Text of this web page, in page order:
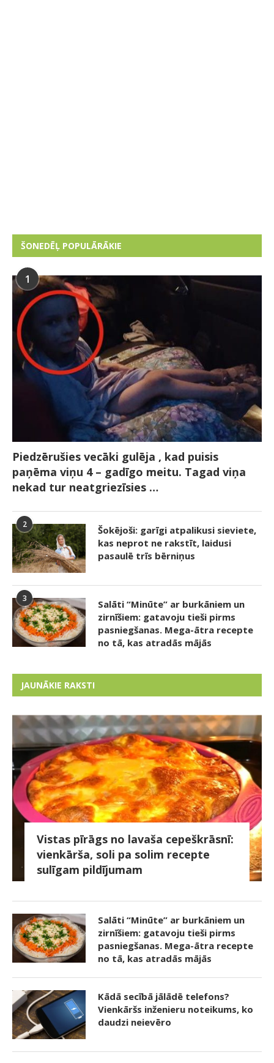
ŠONEDĒĻ POPULĀRĀKIE
1
Piedzērušies vecāki gulēja , kad puisis
paņēma viņu 4 – gadīgo meitu. Tagad viņa
nekad tur neatgriezīsies …
2
Šokējoši: garīgi atpalikusi sieviete,
kas neprot ne rakstīt, laidusi
pasaulē trīs bērniņus
3
Salāti “Minūte” ar burkāniem un
zirnīšiem: gatavoju tieši pirms
pasniegšanas. Mega-ātra recepte
no tā, kas atradās mājās
JAUNĀKIE RAKSTI
Vistas pīrāgs no lavaša cepeškrāsnī:
vienkārša, soli pa solim recepte
sulīgam pildījumam
Salāti “Minūte” ar burkāniem un
zirnīšiem: gatavoju tieši pirms
pasniegšanas. Mega-ātra recepte
no tā, kas atradās mājās
Kādā secībā jālādē telefons?
Vienkāršs inženieru noteikums, ko
daudzi neievēro